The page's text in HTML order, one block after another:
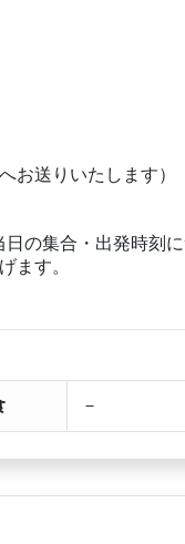
送りいたします）
の集合・出発時刻
ます。
－